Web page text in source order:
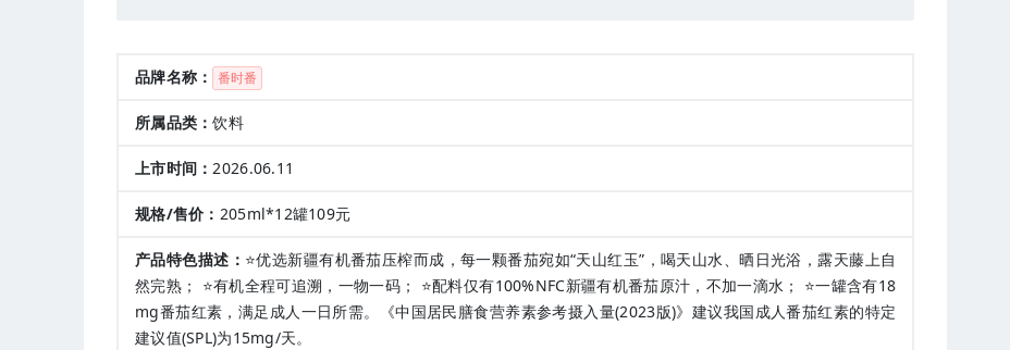
品牌名称： 番时番
所属品类：饮料
上市时间：2026.06.11
规格/售价： 205ml*12罐109元
产品特色描述： ⭐优选新疆有机番茄压榨而成，每一颗番茄宛如“天山红玉”，喝天山水、晒日光浴，露天藤上自
然完熟； ⭐有机全程可追溯，一物一码； ⭐配料仅有100%NFC新疆有机番茄原汁，不加一滴水； ⭐一罐含有18
mg番茄红素，满足成人一日所需。《中国居民膳食营养素参考摄入量(2023版)》建议我国成人番茄红素的特定
建议值(SPL)为15mg/天。